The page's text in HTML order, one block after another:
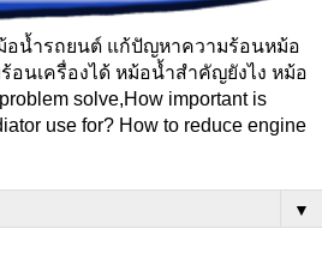
อน้ำรถยนต์ แก้ปัญหาความร้อนหม้อ
อนเครื่องได้ หม้อน้ำสำคัญยังไง หม้อ
solve,How important is
use for? How to reduce engine
▼